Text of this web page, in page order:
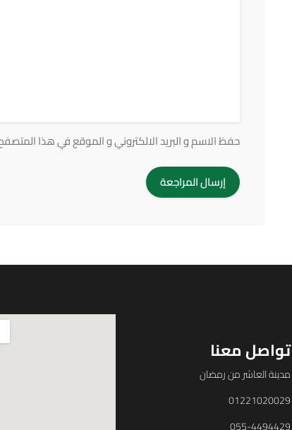
حفظ الاسم و البريد الالكتروني و الموقع في هذا
تواصل معنا
مدينة العاشر من رمضان
01221020029